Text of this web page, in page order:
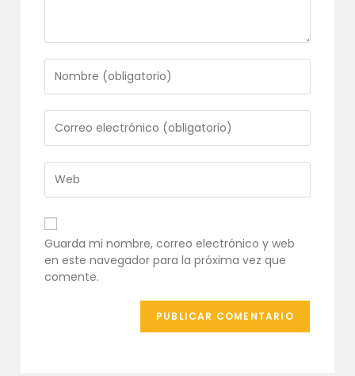
tu
nombre
o
nombre
de
usuario
para
comentar
tu
dirección
de
correo
electrónico
para
comentar
URL
de
tu
web
(opcional)
Guarda mi nombre, correo electrónico y web
en este navegador para la próxima vez que
comente.